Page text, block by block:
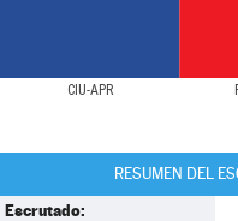
CIU-APR
RESUMEN DEL
Escrutado: